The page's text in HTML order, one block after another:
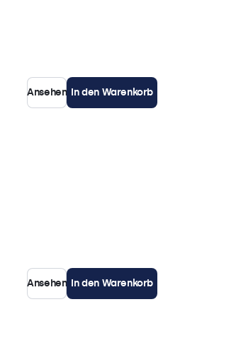
Ansehen In den Warenkorb
Ansehen In den Warenkorb